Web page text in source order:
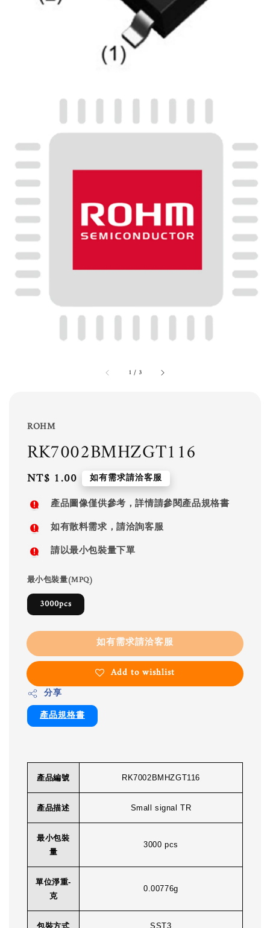
1 / 3
ROHM
RK7002BMHZGT116
Regular
price
NT$ 1.00 如有需求請洽客服
產品圖像僅供參考，詳情請參閱產品規格書
如有散料需求，請洽詢客服
請以最小包裝量下單
最小包裝量(MPQ)
3000pcs
如有需求請洽客服
Add to wishlist
分享
產品規格書
產品編號 RK7002BMHZGT116
產品描述 Small signal TR
最小包裝
量
3000 pcs
單位淨重-
克
0.00776g
包裝方式 SST3